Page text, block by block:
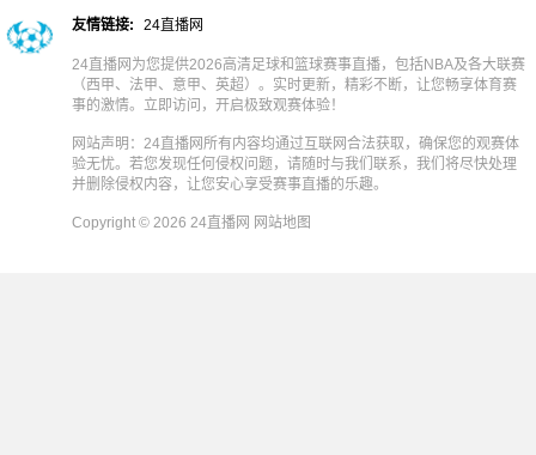
友情链接: 24直播网
24直播网为您提供2026高清足球和篮球赛事直播，包括NBA及各大联赛
（西甲、法甲、意甲、英超）。实时更新，精彩不断，让您畅享体育赛
事的激情。立即访问，开启极致观赛体验！
网站声明：24直播网所有内容均通过互联网合法获取，确保您的观赛体
验无忧。若您发现任何侵权问题，请随时与我们联系，我们将尽快处理
并删除侵权内容，让您安心享受赛事直播的乐趣。
Copyright © 2026 24直播网 网站地图